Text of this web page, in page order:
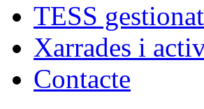
TESS
Xarrades i
Contacte